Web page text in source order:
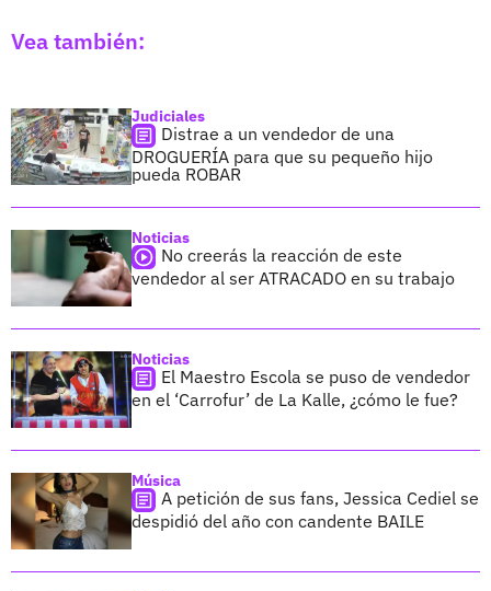
Vea también:
Judiciales
Distrae a un vendedor de una
DROGUERÍA para que su pequeño hijo
pueda ROBAR
Noticias
No creerás la reacción de este
vendedor al ser ATRACADO en su trabajo
Noticias
El Maestro Escola se puso de vendedor
en el ‘Carrofur’ de La Kalle, ¿cómo le fue?
Música
A petición de sus fans, Jessica Cediel se
despidió del año con candente BAILE